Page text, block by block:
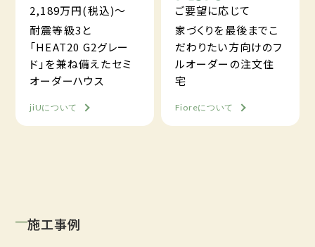
2,189万円(税込)～
耐震等級3と
「HEAT20 G2グレー
ド」を兼ね備えたセミ
オーダーハウス
jiUについて
ご要望に応じて
家づくりを最後までこ
だわりたい方向けのフ
ルオーダーの注文住
宅
Fioreについて
施工事例